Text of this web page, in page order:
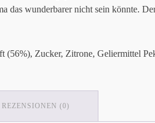
das wunderbarer nicht sein könnte.
(56%), Zucker, Zitrone, Geliermittel
REZENSIONEN (0)